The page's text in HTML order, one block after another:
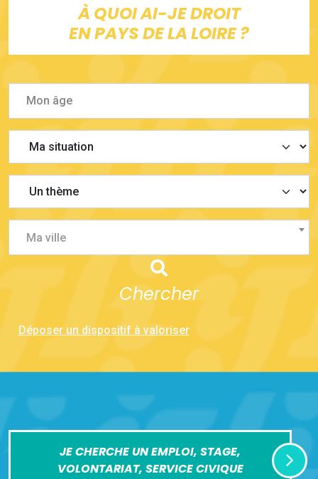
À QUOI AI-JE DROIT
EN PAYS DE LA LOIRE ?
Ma ville
Chercher
Déposer un dispositif à valoriser
JE CHERCHE UN EMPLOI, STAGE,
VOLONTARIAT, SERVICE CIVIQUE